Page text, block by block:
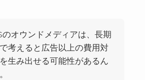
のオウンドメディアは、長期
考えると広告以上の費用対
生み出せる可能性があるん